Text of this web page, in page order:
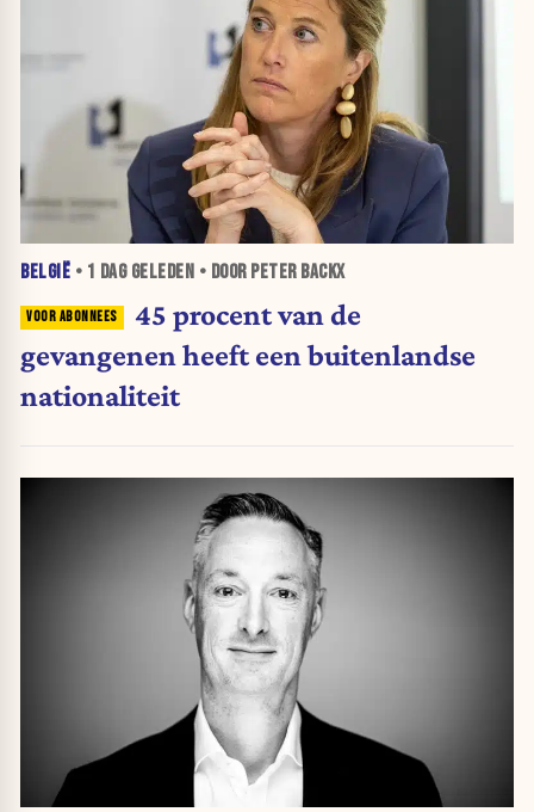
BELGIË • 1 DAGGELEDEN • DOOR PETER BACKX
45 procent van de
gevangenen heeft een buitenlandse
nationaliteit